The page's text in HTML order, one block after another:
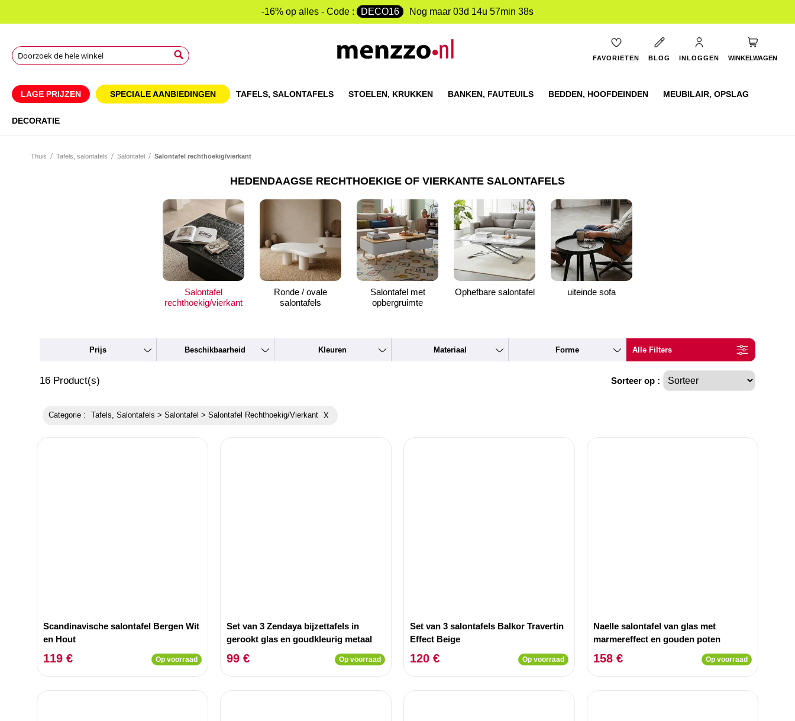
-16% op alles - Code : DECO16 Nog maar 03d 14u 57min 38s
Search
FAVORIETEN BLOG INLOGGEN WINKELWAGEN
LAGE PRIJZEN SPECIALE AANBIEDINGEN TAFELS, SALONTAFELS STOELEN, KRUKKEN BANKEN, FAUTEUILS BEDDEN, HOOFDEINDEN MEUBILAIR, OPSLAG
DECORATIE
Thuis Tafels, salontafels Salontafel Salontafel rechthoekig/vierkant
HEDENDAAGSE RECHTHOEKIGE OF VIERKANTE SALONTAFELS
Salontafel
rechthoekig/vierkant
Ronde / ovale
salontafels
Salontafel met
opbergruimte
Ophefbare salontafel uiteinde sofa
Prijs Beschikbaarheid Kleuren Materiaal Forme Alle Filters
16 Product(s) Sorteer op :
Categorie : Tafels, Salontafels > Salontafel > Salontafel Rechthoekig/vierkant X
Scandinavische salontafel Bergen Wit
en Hout
119 € Op voorraad
Set van 3 Zendaya bijzettafels in
gerookt glas en goudkleurig metaal
99 € Op voorraad
Set van 3 salontafels Balkor Travertin
Effect Beige
120 € Op voorraad
Naelle salontafel van glas met
marmereffect en gouden poten
158 € Op voorraad